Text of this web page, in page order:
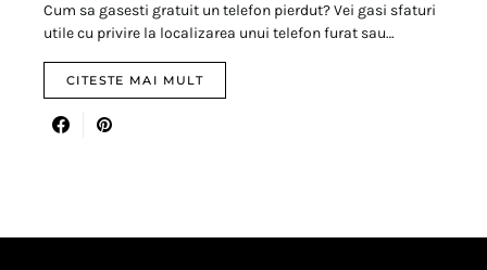
Cum sa gasesti gratuit un telefon pierdut? Vei gasi sfaturi
utile cu privire la localizarea unui telefon furat sau…
CITESTE MAI MULT